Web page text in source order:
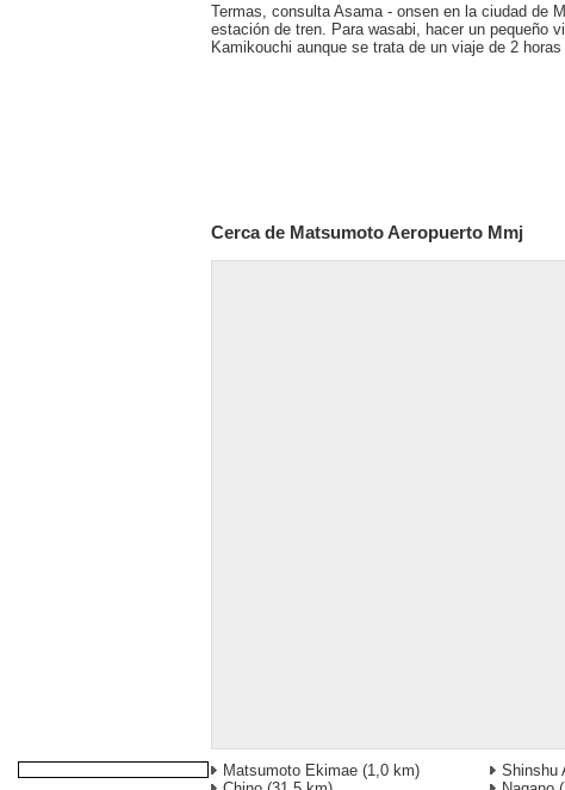
Termas, consulta Asama - onsen en la ciudad de
estación de tren. Para wasabi, hacer un pequeño
Kamikouchi aunque se trata de un viaje de 2
Cerca de Matsumoto Aeropuerto Mmj
Matsumoto Ekimae (1,0 km) Shinshu